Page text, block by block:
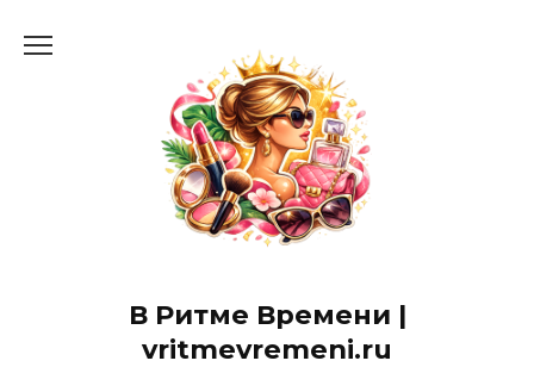
В Ритме Времени |
vritmevremeni.ru